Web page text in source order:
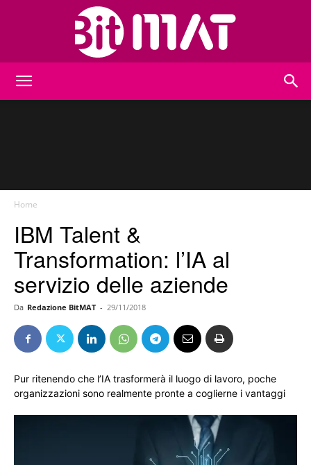
Home
IBM Talent &
Transformation: l’IA al
servizio delle aziende
Da Redazione BitMAT - 29/11/2018
Pur ritenendo che l’IA trasformerà il luogo di lavoro, poche
organizzazioni sono realmente pronte a coglierne i vantaggi